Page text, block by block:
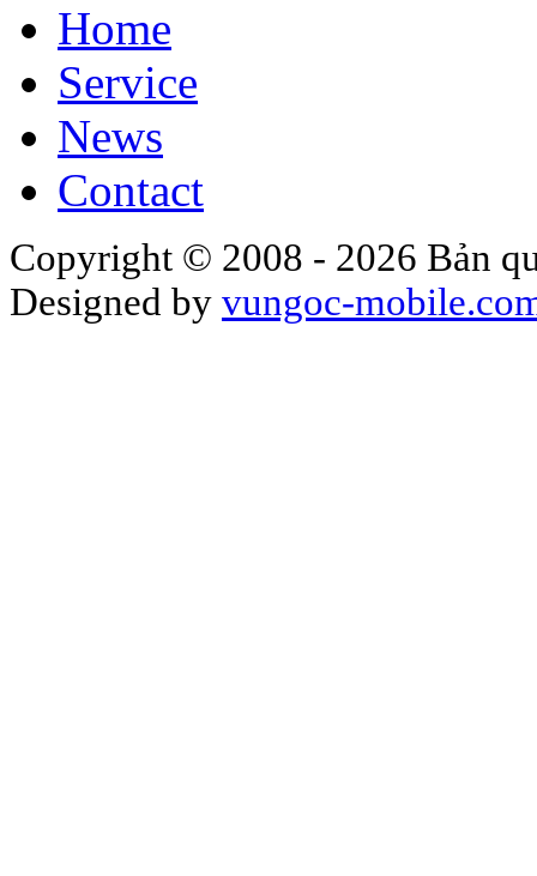
Home
Service
News
Contact
Copyright © 2008 - 2026 Bản
Designed by vungoc-